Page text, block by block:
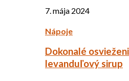
7. mája 2024
Nápoje
Dokonalé
levanduľový sirup